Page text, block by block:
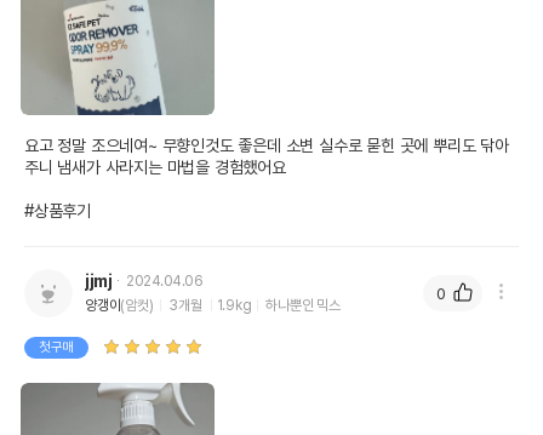
요고 정말 조으네여~ 무향인것도 좋은데 소변 실수로 묻힌 곳에 뿌리도 닦아
주니 냄새가 사라지는 마법을 경험했어요
#상품후기
jjmj
2024.04.06
양갱이 (암컷) 3개월 1.9kg 하나뿐인 믹스
첫구매
0